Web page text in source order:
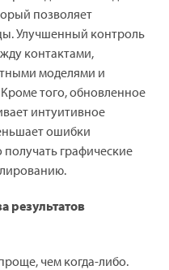
позволяет
Улучшенный контроль
контактами,
моделями и
того, обновленное
интуитивное
ошибки
получать графические
результатов
чем когда-либо.